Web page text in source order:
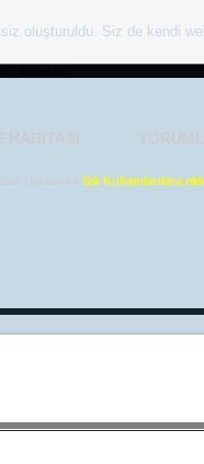
HARITASI
Ücretleri Sık Kullanılanlara
oluşturuldu. Siz de kendi